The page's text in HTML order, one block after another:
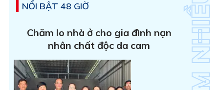
NỔI BẬT 48 GIỜ
Chăm lo nhà ở cho gia đình nạn
nhân chất độc da cam